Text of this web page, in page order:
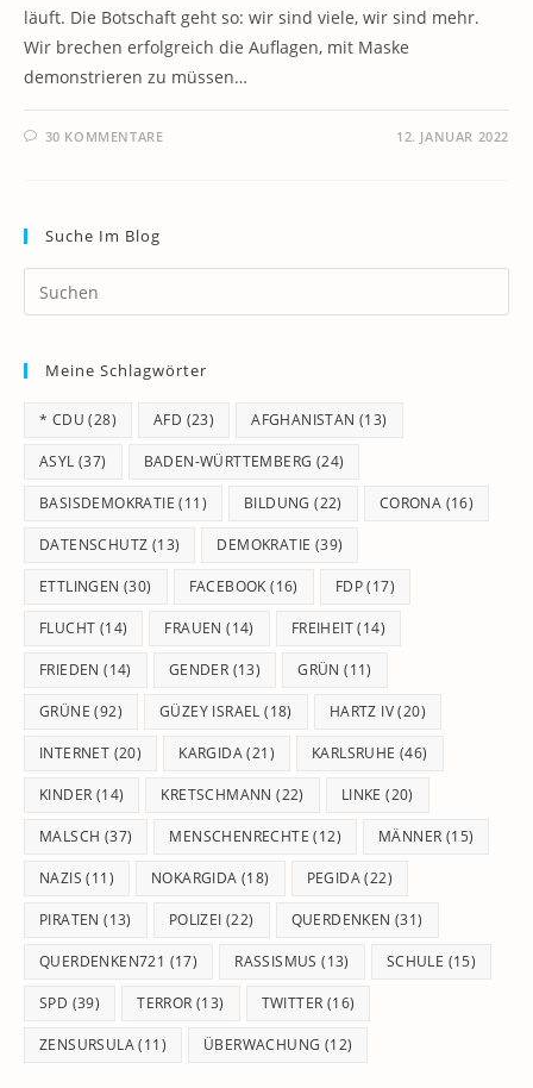
läuft. Die Botschaft geht so: wir sind viele, wir sind mehr.
Wir brechen erfolgreich die Auflagen, mit Maske
demonstrieren zu müssen…
30 KOMMENTARE 12. JANUAR 2022
Suche Im Blog
Meine Schlagwörter
* CDU (28) AFD (23) AFGHANISTAN (13)
ASYL (37) BADEN-WÜRTTEMBERG (24)
BASISDEMOKRATIE (11) BILDUNG (22) CORONA (16)
DATENSCHUTZ (13) DEMOKRATIE (39)
ETTLINGEN (30) FACEBOOK (16) FDP(17)
FLUCHT (14) FRAUEN (14) FREIHEIT(14)
FRIEDEN (14) GENDER (13) GRÜN (11)
GRÜNE (92) GÜZEY ISRAEL (18) HARTZ IV(20)
INTERNET (20) KARGIDA(21) KARLSRUHE (46)
KINDER (14) KRETSCHMANN (22) LINKE (20)
MALSCH (37) MENSCHENRECHTE (12) MÄNNER (15)
NAZIS (11) NOKARGIDA (18) PEGIDA(22)
PIRATEN (13) POLIZEI (22) QUERDENKEN (31)
QUERDENKEN721 (17) RASSISMUS (13) SCHULE (15)
SPD (39) TERROR (13) TWITTER (16)
ZENSURSULA(11) ÜBERWACHUNG (12)